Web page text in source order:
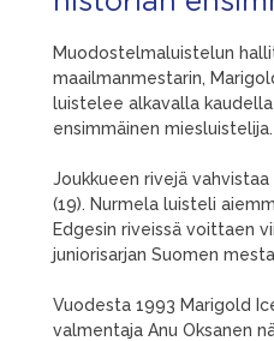
Muodostelmaluistelun
maailmanmestarin,
luistelee alkavalla
ensimmäinen miesluistelija.
Joukkueen rivejä
(19). Nurmela luisteli
Edgesin riveissä voittaen
juniorisarjan Suomen
Vuodesta 1993 Marigold
valmentaja Anu Oksanen